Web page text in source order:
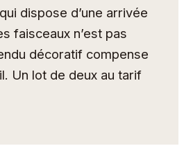
dispose d’une arrivée
faisceaux n’est pas
décoratif compense
Un lot de deux au tarif